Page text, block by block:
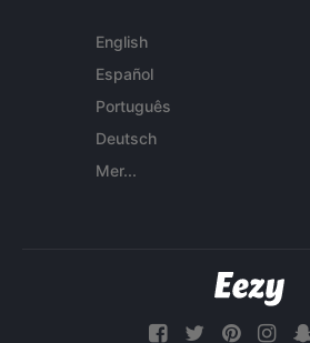
English
Español
Português
Deutsch
Mer...